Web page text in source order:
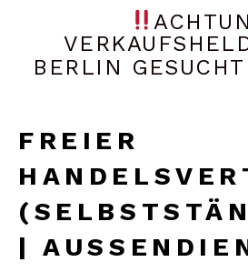
BERLIN
FREIER
|